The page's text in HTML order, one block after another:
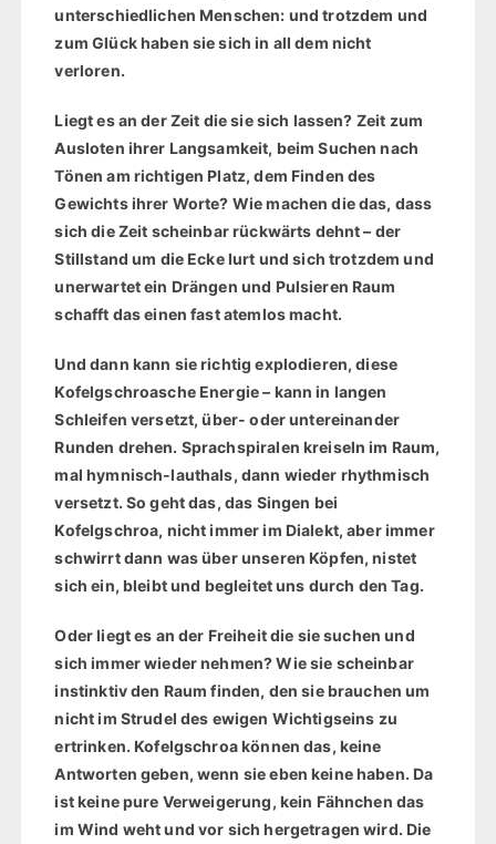
unterschiedlichen Menschen: und trotzdem und
zum Glück haben sie sich in all dem nicht
verloren.
Liegt es an der Zeit die sie sich lassen? Zeit zum
Ausloten ihrer Langsamkeit, beim Suchen nach
Tönen am richtigen Platz, dem Finden des
Gewichts ihrer Worte? Wie machen die das, dass
sich die Zeit scheinbar rückwärts dehnt – der
Stillstand um die Ecke lurt und sich trotzdem und
unerwartet ein Drängen und Pulsieren Raum
schafft das einen fast atemlos macht.
Und dann kann sie richtig explodieren, diese
Kofelgschroasche Energie – kann in langen
Schleifen versetzt, über- oder untereinander
Runden drehen. Sprachspiralen kreiseln im Raum,
mal hymnisch-lauthals, dann wieder rhythmisch
versetzt. So geht das, das Singen bei
Kofelgschroa, nicht immer im Dialekt, aber immer
schwirrt dann was über unseren Köpfen, nistet
sich ein, bleibt und begleitet uns durch den Tag.
Oder liegt es an der Freiheit die sie suchen und
sich immer wieder nehmen? Wie sie scheinbar
instinktiv den Raum finden, den sie brauchen um
nicht im Strudel des ewigen Wichtigseins zu
ertrinken. Kofelgschroa können das, keine
Antworten geben, wenn sie eben keine haben. Da
ist keine pure Verweigerung, kein Fähnchen das
im Wind weht und vor sich hergetragen wird. Die